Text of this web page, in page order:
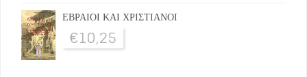
ΕΒΡΑΙΟΙ ΚΑΙ ΧΡΙΣΤΙΑΝΟΙ
€10,25